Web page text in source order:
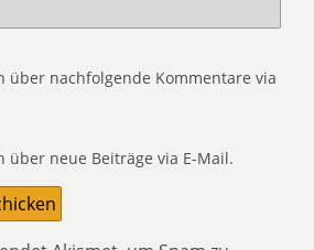
über nachfolgende Kommentare via
über neue Beiträge via E-Mail.